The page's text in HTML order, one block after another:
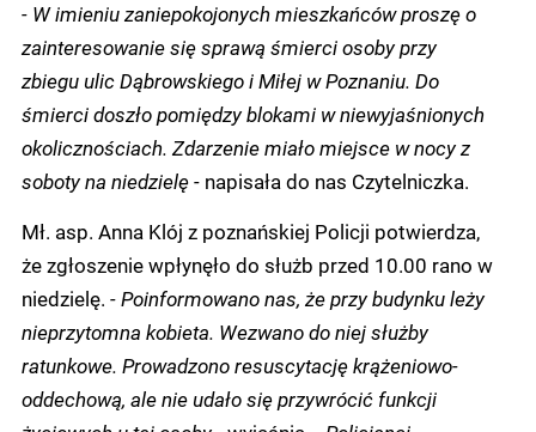
- W imieniu zaniepokojonych mieszkańców proszę o
zainteresowanie się sprawą śmierci osoby przy
zbiegu ulic Dąbrowskiego i Miłej w Poznaniu. Do
śmierci doszło pomiędzy blokami w niewyjaśnionych
okolicznościach. Zdarzenie miało miejsce w nocy z
soboty na niedzielę - napisała do nas Czytelniczka.
Mł. asp. Anna Klój z poznańskiej Policji potwierdza,
że zgłoszenie wpłynęło do służb przed 10.00 rano w
niedzielę. - Poinformowano nas, że przy budynku leży
nieprzytomna kobieta. Wezwano do niej służby
ratunkowe. Prowadzono resuscytację krążeniowo-
oddechową, ale nie udało się przywrócić funkcji